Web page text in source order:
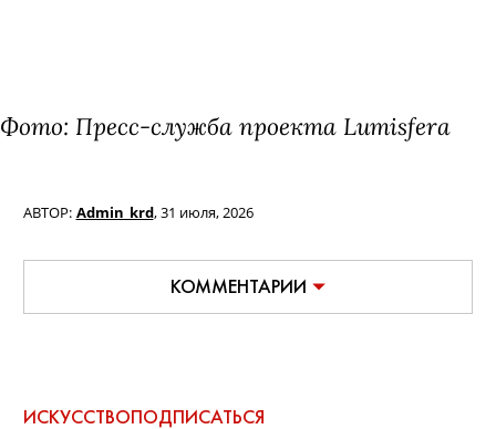
Фото: Пресс-служба проекта Lumisfera
АВТОР: Admin_krd,31 июля, 2026
КОММЕНТАРИИ
ИСКУССТВОПОДПИСАТЬСЯ